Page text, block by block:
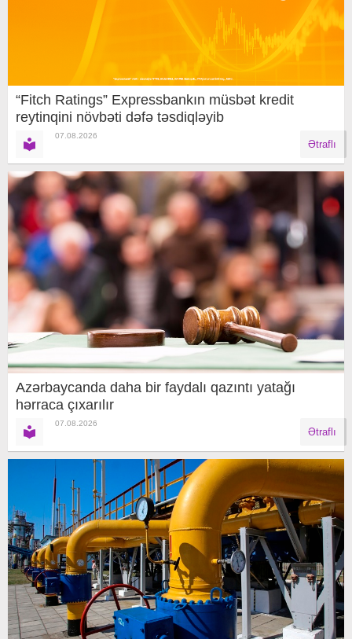
“Fitch Ratings” Expressbankın müsbət kredit
reytinqini növbəti dəfə təsdiqləyib
07.08.2026
Ətraflı
Azərbaycanda daha bir faydalı qazıntı yatağı
hərraca çıxarılır
07.08.2026
Ətraflı